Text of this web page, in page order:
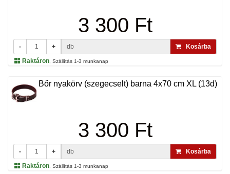
3 300 Ft
- + db
Kosárba
Raktáron , Szállítás 1-3 munkanap
Bőr nyakörv (szegecselt) barna 4x70 cm XL (13d)
3 300 Ft
- + db
Kosárba
Raktáron , Szállítás 1-3 munkanap